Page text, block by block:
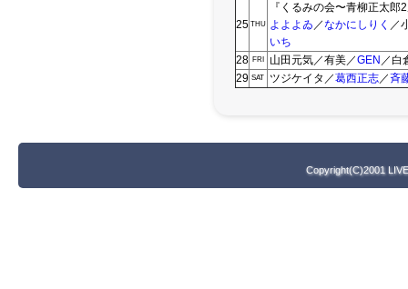
25 THU
『くるみの会〜青柳正太
よよよゐ ／なかにしりく ／
いち
28
FRI 山田元気／有美／GEN ／白
29 SAT ツジケイタ／葛西正志／斉
Copyright(C)2001